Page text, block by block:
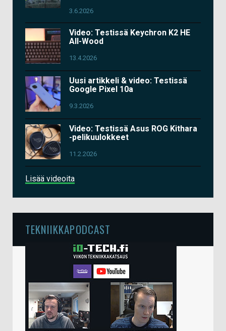
3.6.2026
Video: Testissä Keychron K2 HE
All-Wood
13.4.2026
Uusi artikkeli & video: Testissä
Google Pixel 10a
9.3.2026
Video: Testissä Asus ROG Kithara
-pelikuulokkeet
11.2.2026
Lisää videoita
TEKNIIKKAPODCAST